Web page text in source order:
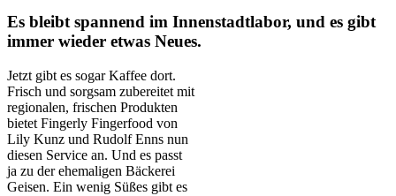
Es bleibt spannend im Innenstadtlabor, und es gibt
immer wieder etwas Neues.
Jetzt gibt es sogar Kaffee dort.
Frisch und sorgsam zubereitet mit
regionalen, frischen Produkten
bietet Fingerly Fingerfood von
Lily Kunz und Rudolf Enns nun
diesen Service an. Und es passt
ja zu der ehemaligen Bäckerei
Geisen. Ein wenig Süßes gibt es